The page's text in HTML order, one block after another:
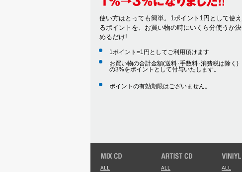
使い方はとっても簡単。1ポイント1円として使え
るポイントを、お買い物の時にいくら分使うか決
めるだけ!
1ポイント=1円としてご利用頂けます
お買い物の合計金額(送料･手数料･消費税は除く)
の3%をポイントとして付与いたします。
ポイントの有効期限はございません。
ALL ALL ALL